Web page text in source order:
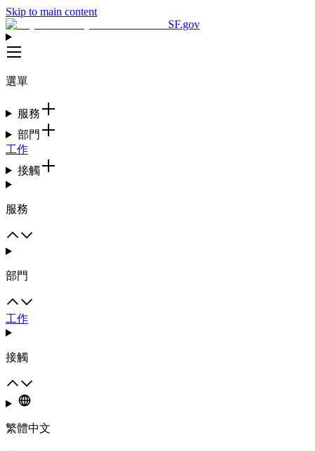
Skip to main content
SF.gov
選單
服務
部門
工作
接觸
服務
部門
工作
接觸
繁體中文